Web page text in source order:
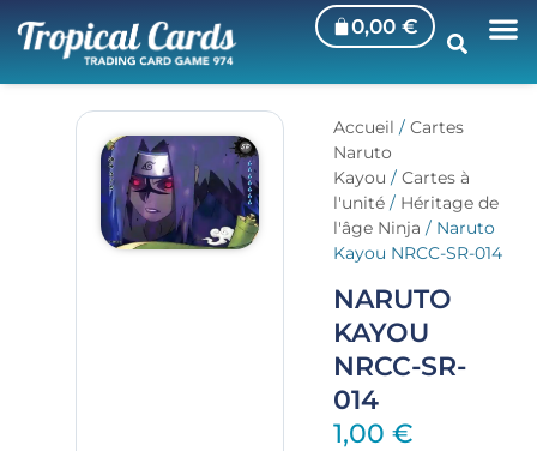
0,00€
Accueil / Cartes
Naruto
Kayou / Cartes à
l'unité/ Héritage de
l'âge Ninja / Naruto
Kayou NRCC-SR-014
NARUTO
KAYOU
NRCC-SR-
014
1,00 €